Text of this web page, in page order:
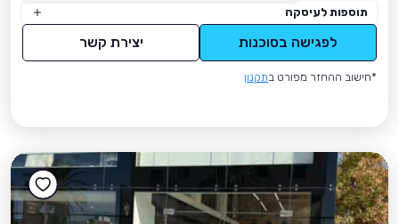
תוספות לעיסקה
לפגישה בסוכנות יצירת קשר
*חישוב ההחזר מפורט בתקנון